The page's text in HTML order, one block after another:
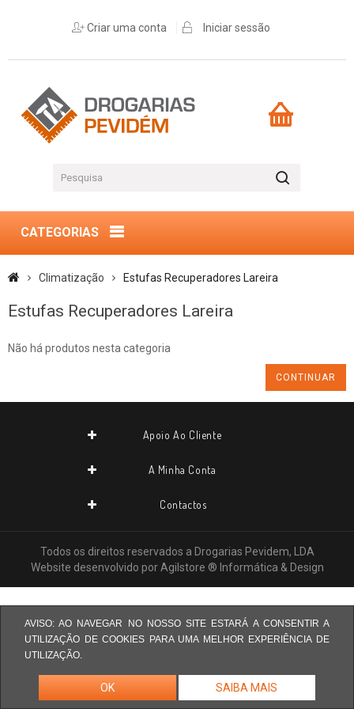
Criar uma conta Iniciar sessão
CATEGORIAS
Climatização Estufas Recuperadores Lareira
Estufas Recuperadores Lareira
Não há produtos nesta categoria
CONTINUAR
AVISO: AO NAVEGAR NO NOSSO SITE ESTARÁ A CONSENTIR A
UTILIZAÇÃO DE COOKIES PARA UMA MELHOR EXPERIÊNCIA DE
UTILIZAÇÃO.
OK SAIBA MAIS
Apoio Ao Cliente
A Minha Conta
Contactos
Todos os direitos reservados a Drogarias Pevidem, LDA
Website desenvolvido por Agilstore ® Informática & Design